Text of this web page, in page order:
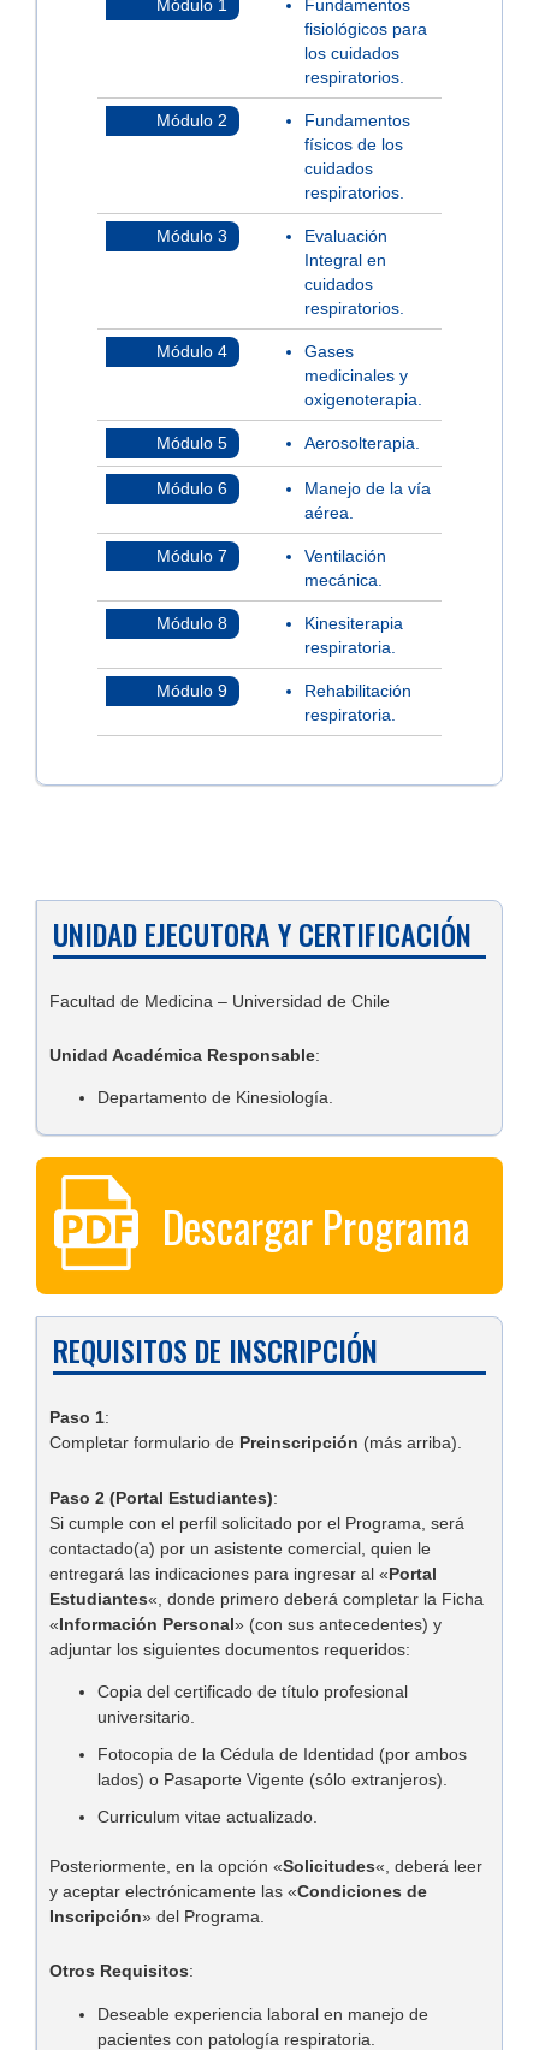
Módulo 1
Fundamentos
fisiológicos para
los cuidados
respiratorios.
Módulo 2
Fundamentos
físicos de los
cuidados
respiratorios.
Módulo 3
Evaluación
Integral en
cuidados
respiratorios.
Módulo 4
Gases
medicinales y
oxigenoterapia.
Módulo 5 Aerosolterapia.
Módulo 6
Manejo de la vía
aérea.
Módulo 7
Ventilación
mecánica.
Módulo 8
Kinesiterapia
respiratoria.
Módulo 9
Rehabilitación
respiratoria.
UNIDAD EJECUTORA Y CERTIFICACIÓN
Facultad de Medicina – Universidad de Chile
Unidad Académica Responsable:
Departamento de Kinesiología.
Descargar Programa
REQUISITOS DE INSCRIPCIÓN
Paso 1:
Completar formulario de Preinscripción (más arriba).
Paso 2 (Portal Estudiantes):
Si cumple con el perfil solicitado por el Programa, será
contactado(a) por un asistente comercial, quien le
entregará las indicaciones para ingresar al «Portal
Estudiantes«, donde primero deberá completar la Ficha
«Información Personal» (con sus antecedentes) y
adjuntar los siguientes documentos requeridos:
Copia del certificado de título profesional
universitario.
Fotocopia de la Cédula de Identidad (por ambos
lados) o Pasaporte Vigente (sólo extranjeros).
Curriculum vitae actualizado.
Posteriormente, en la opción «Solicitudes«, deberá leer
y aceptar electrónicamente las «Condiciones de
Inscripción» del Programa.
Otros Requisitos:
Deseable experiencia laboral en manejo de
pacientes con patología respiratoria.